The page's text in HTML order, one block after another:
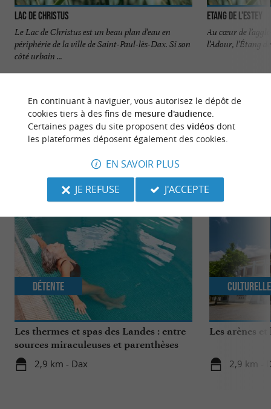
Lac de Christus
Le Lac de Christus est un beau plan d’eau en
périphérie de la ville de Saint-Paul-lès-Dax. Si son
côté urbain ...
Etang de l’Estey
Au cœur de
l’Adour, l’Étang
NOUS AVONS TESTÉPOUR VOUS
Les thermes et spas des Landes : entre
sources miraculeuses et parenthèses
bien-être
2,9 km - Dax
Détente
Les arènes
2,9 km -
Culturelle
En continuant à naviguer, vous autorisez le dépôt de
cookies tiers à des fins de mesure d'audience.
Certaines pages du site proposent des vidéosdont
les plateformes déposent également des cookies.
EN SAVOIR PLUS
JE REFUSE
J'ACCEPTE